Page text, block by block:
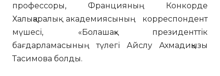
профессоры, Францияның Конкорде
Халықаралық академиясының корреспондент
мүшесі, «Болашақ» президенттік
бағдарламасының түлегі Айслу Ахмадиқызы
Тасимова болды.